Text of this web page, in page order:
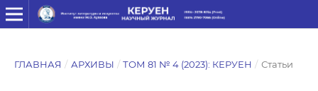
ГЛАВНАЯ / АРХИВЫ / ТОМ 81 № 4 (2023): КЕРУЕН / Статьи